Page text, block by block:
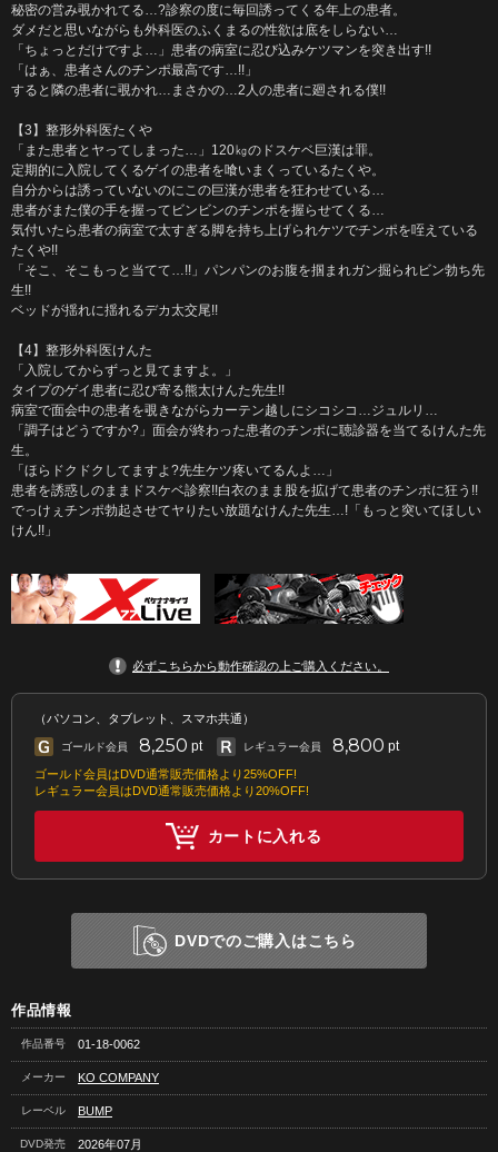
秘密の営み覗かれてる…?診察の度に毎回誘ってくる年上の患者。
ダメだと思いながらも外科医のふくまるの性欲は底をしらない…
「ちょっとだけですよ…」患者の病室に忍び込みケツマンを突き出す!!
「はぁ、患者さんのチンポ最高です…!!」
すると隣の患者に覗かれ…まさかの…2人の患者に廻される僕!!
【3】整形外科医たくや
「また患者とヤってしまった…」120㎏のドスケベ巨漢は罪。
定期的に入院してくるゲイの患者を喰いまくっているたくや。
自分からは誘っていないのにこの巨漢が患者を狂わせている…
患者がまた僕の手を握ってビンビンのチンポを握らせてくる…
気付いたら患者の病室で太すぎる脚を持ち上げられケツでチンポを咥えている
たくや!!
「そこ、そこもっと当てて…!!」パンパンのお腹を掴まれガン掘られビン勃ち先
生!!
ベッドが揺れに揺れるデカ太交尾!!
【4】整形外科医けんた
「入院してからずっと見てますよ。」
タイプのゲイ患者に忍び寄る熊太けんた先生!!
病室で面会中の患者を覗きながらカーテン越しにシコシコ…ジュルリ…
「調子はどうですか?」面会が終わった患者のチンポに聴診器を当てるけんた先
生。
「ほらドクドクしてますよ?先生ケツ疼いてるんよ…」
患者を誘惑しのままドスケベ診察!!白衣のまま股を拡げて患者のチンポに狂う!!
でっけぇチンポ勃起させてヤりたい放題なけんた先生…!「もっと突いてほしい
けん!!」
必ずこちらから動作確認の上ご購入ください。
（パソコン、タブレット、スマホ共通）
ゴールド会員 8,250 pt レギュラー会員 8,800 pt
ゴールド会員はDVD通常販売価格より25%OFF!
レギュラー会員はDVD通常販売価格より20%OFF!
カートに入れる
DVDでのご購入はこちら
作品情報
作品番号 01-18-0062
メーカー KO COMPANY
レーベル BUMP
DVD発売 2026年07月